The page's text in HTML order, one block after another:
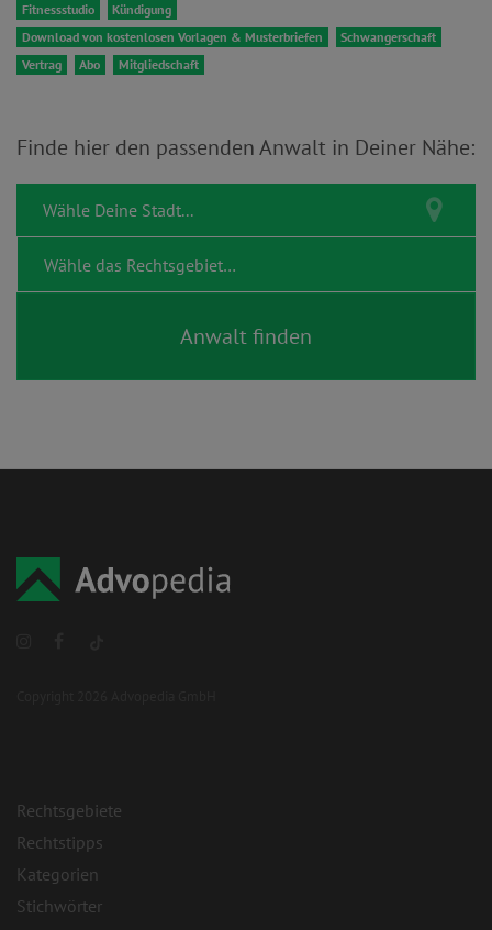
Fitnessstudio
Kündigung
Download von kostenlosen Vorlagen & Musterbriefen
Schwangerschaft
Vertrag
Abo Mitgliedschaft
Finde hier den passenden Anwalt in Deiner Nähe:
Rechtsgebiete
Rechtstipps
Kategorien
Stichwörter